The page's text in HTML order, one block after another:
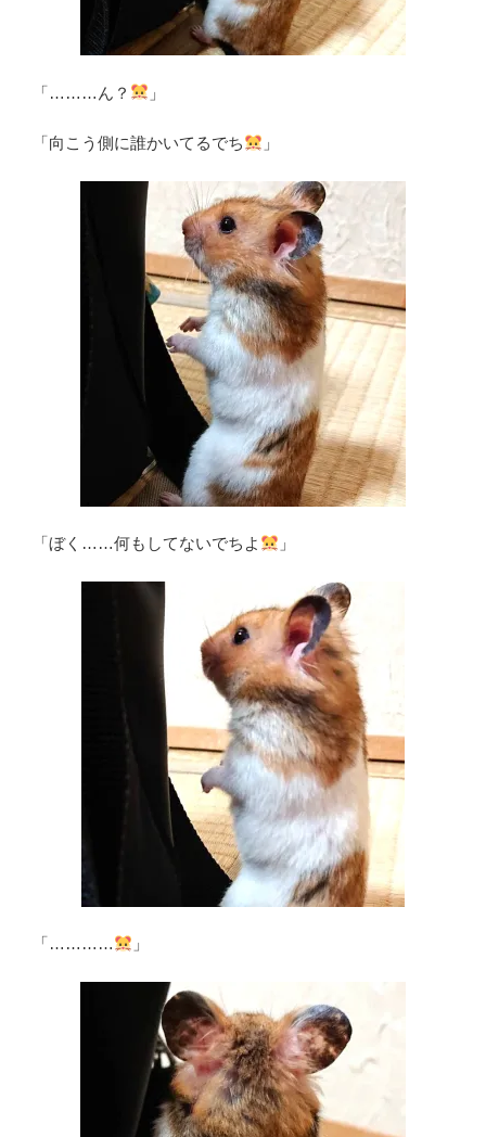
「………ん？ 」
「向こう側に誰かいてるでち 」
「ぼく……何もしてないでちよ 」
「………… 」